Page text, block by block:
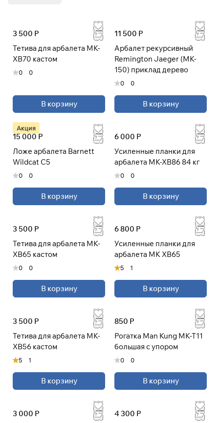
3 500 Р
Тетива для арбалета MK-
XB70 кастом
0 0
В корзину
11 500 Р
Арбалет рекурсивный
Remington Jaeger (MK-
150) приклад дерево
0 0
В корзину
Акция
15 000 Р
Ложе арбалета Barnett
Wildcat C5
0 0
В корзину
6 000 Р
Усиленные планки для
арбалета MK-XB86 84 кг
0 0
В корзину
3 500 Р
Тетива для арбалета MK-
XB65 кастом
0 0
В корзину
6 800 Р
Усиленные планки для
арбалета MK XB65
5 1
В корзину
3 500 Р
Тетива для арбалета MK-
XB56 кастом
5 1
В корзину
850 Р
Рогатка Man Kung MK-T11
большая с упором
0 0
В корзину
3 000 Р
4 300 Р